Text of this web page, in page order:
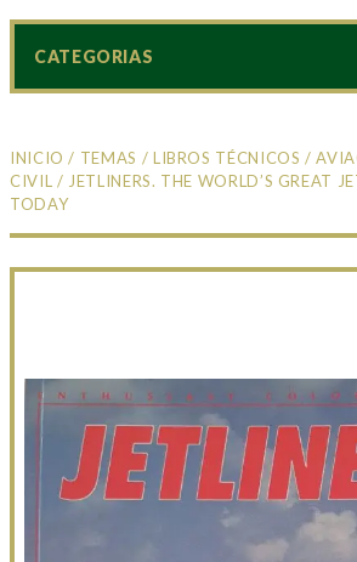
INICIO / TEMAS / LIBROS TÉCNICOS /
CIVIL / JETLINERS. THE WORLD’S GREAT
TODAY
CATEGORIAS